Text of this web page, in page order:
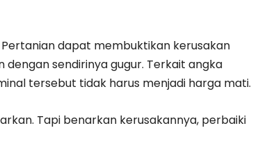
Pertanian dapat membuktikan kerusakan
sendirinya gugur. Terkait angka
tersebut tidak harus menjadi harga mati.
Tapi benarkan kerusakannya, perbaiki